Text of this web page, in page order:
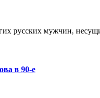
русских мужчин,
в 90-е